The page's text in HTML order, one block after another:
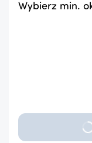
Wybierz min.